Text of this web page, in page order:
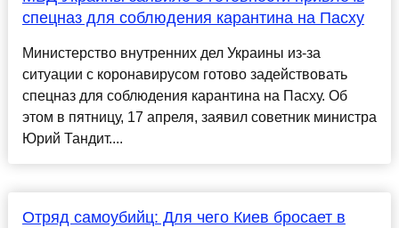
спецназ для соблюдения карантина на Пасху
Министерство внутренних дел Украины из-за
ситуации с коронавирусом готово задействовать
спецназ для соблюдения карантина на Пасху. Об
этом в пятницу, 17 апреля, заявил советник министра
Юрий Тандит....
Отряд самоубийц: Для чего Киев бросает в